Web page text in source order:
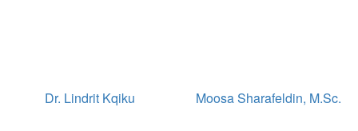
Dr. Lindrit Kqiku Moosa Sharafeldin, M.Sc.